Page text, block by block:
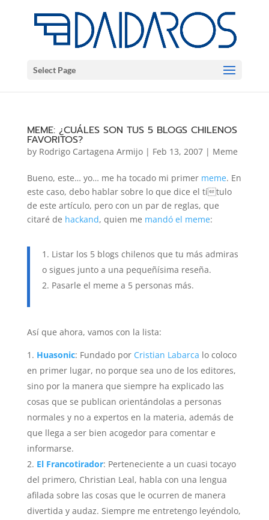
Select Page
MEME: ¿CUÁLES SON TUS 5 BLOGS CHILENOS
FAVORITOS?
by Rodrigo Cartagena Armijo| Feb 13, 2007| Meme
Bueno, este… yo… me ha tocado mi primer meme. En
este caso, debo hablar sobre lo que dice el tí­tulo
de este artículo, pero con un par de reglas, que
citaré de hackand, quien me mandó el meme:
Listar los 5 blogs chilenos que tu más admiras
o sigues junto a una pequeñí­sima reseña.
Pasarle el meme a 5 personas más.
Así que ahora, vamos con la lista:
Huasonic: Fundado por Cristian Labarca lo coloco
en primer lugar, no porque sea uno de los editores,
sino por la manera que siempre ha explicado las
cosas que se publican orientándolas a personas
normales y no a expertos en la materia, además de
que llega a ser bien acogedor para comentar e
informarse.
El Francotirador: Perteneciente a un cuasi tocayo
del primero, Christian Leal, habla con una lengua
afilada sobre las cosas que le ocurren de manera
divertida y audaz. Siempre me entretengo leyéndolo,